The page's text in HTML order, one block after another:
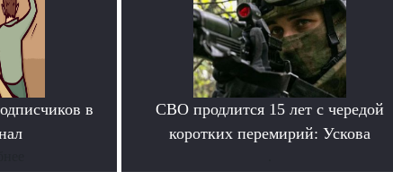
в
СВО продлится 15 лет с чередой
коротких перемирий: Ускова